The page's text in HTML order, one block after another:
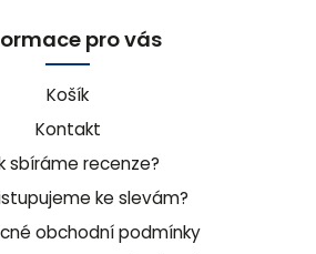
pro vás
Košík
Kontakt
sbíráme recenze?
ke slevám?
obchodní podmínky